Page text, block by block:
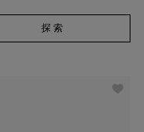
探 索